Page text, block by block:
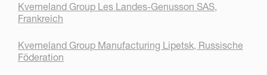
Kverneland Group Les Landes-Genusson SAS,
Frankreich
Kverneland Group Manufacturing Lipetsk, Russische
Föderation